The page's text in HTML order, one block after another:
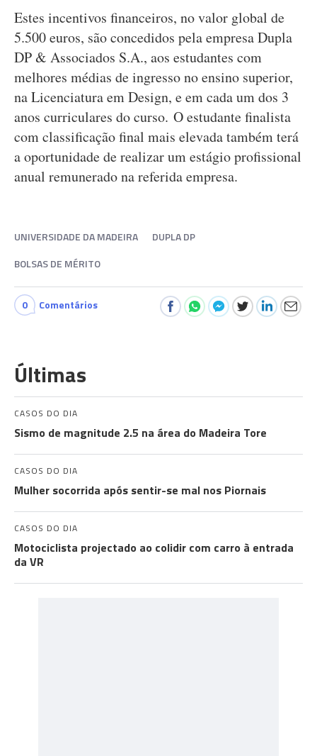
Estes incentivos financeiros, no valor global de
5.500 euros, são concedidos pela empresa Dupla
DP & Associados S.A., aos estudantes com
melhores médias de ingresso no ensino superior,
na Licenciatura em Design, e em cada um dos 3
anos curriculares do curso. O estudante finalista
com classificação final mais elevada também terá
a oportunidade de realizar um estágio profissional
anual remunerado na referida empresa.
UNIVERSIDADE DA MADEIRA
DUPLA DP
BOLSAS DE MÉRITO
0 Comentários
Últimas
CASOS DO DIA
Sismo de magnitude 2.5 na área do Madeira Tore
CASOS DO DIA
Mulher socorrida após sentir-se mal nos Piornais
CASOS DO DIA
Motociclista projectado ao colidir com carro à entrada
da VR